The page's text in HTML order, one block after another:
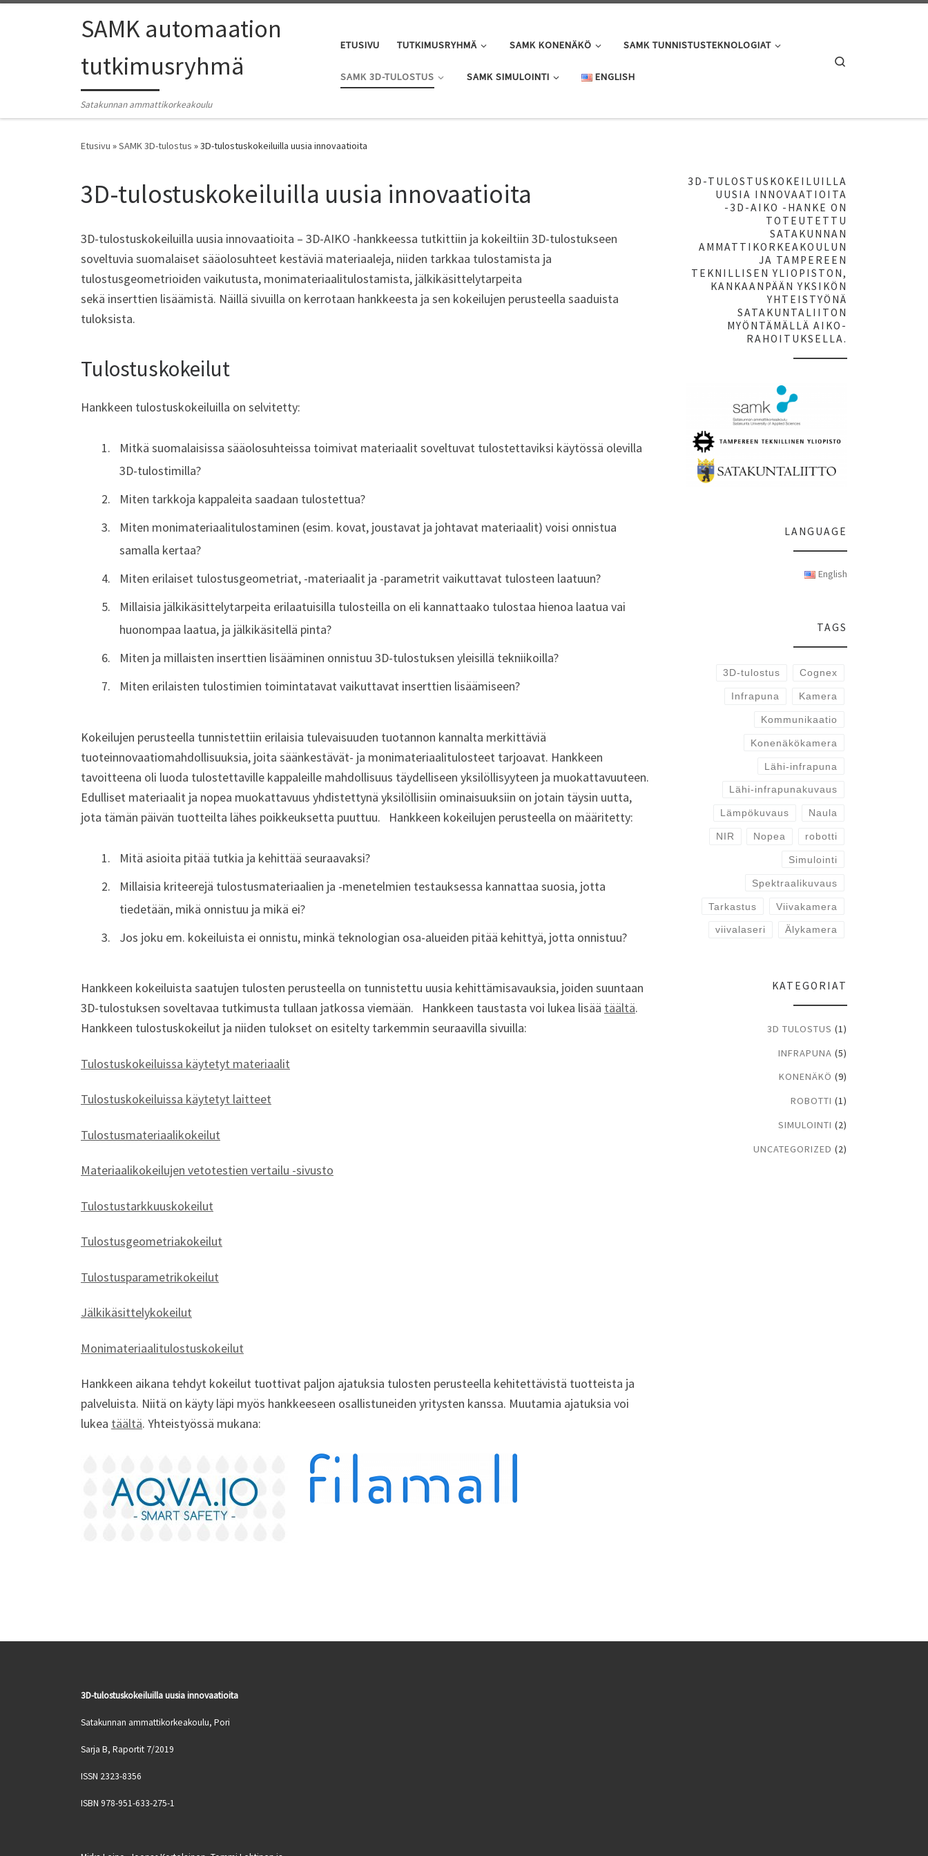
SAMK automaation
tutkimusryhmä
Satakunnan ammattikorkeakoulu
ETUSIVU TUTKIMUSRYHMÄ SAMK KONENÄKÖ SAMK TUNNISTUSTEKNOLOGIAT
SAMK 3D-TULOSTUS SAMK SIMULOINTI ENGLISH
Etusivu »SAMK 3D-tulostus »3D-tulostuskokeiluilla uusia innovaatioita
3D-tulostuskokeiluilla uusia innovaatioita
3D-tulostuskokeiluilla uusia innovaatioita – 3D-AIKO -hankkeessa tutkittiin ja kokeiltiin 3D-tulostukseen
soveltuvia suomalaiset sääolosuhteet kestäviä materiaaleja, niiden tarkkaa tulostamista ja
tulostusgeometrioiden vaikutusta, monimateriaalitulostamista, jälkikäsittelytarpeita
sekä inserttien lisäämistä. Näillä sivuilla on kerrotaan hankkeesta ja sen kokeilujen perusteella saaduista
tuloksista.
Tulostuskokeilut
Hankkeen tulostuskokeiluilla on selvitetty:
Mitkä suomalaisissa sääolosuhteissa toimivat materiaalit soveltuvat tulostettaviksi käytössä olevilla
3D-tulostimilla?
Miten tarkkoja kappaleita saadaan tulostettua?
Miten monimateriaalitulostaminen (esim. kovat, joustavat ja johtavat materiaalit) voisi onnistua
samalla kertaa?
Miten erilaiset tulostusgeometriat, -materiaalit ja -parametrit vaikuttavat tulosteen laatuun?
Millaisia jälkikäsittelytarpeita erilaatuisilla tulosteilla on eli kannattaako tulostaa hienoa laatua vai
huonompaa laatua, ja jälkikäsitellä pinta?
Miten ja millaisten inserttien lisääminen onnistuu 3D-tulostuksen yleisillä tekniikoilla?
Miten erilaisten tulostimien toimintatavat vaikuttavat inserttien lisäämiseen?
Kokeilujen perusteella tunnistettiin erilaisia tulevaisuuden tuotannon kannalta merkittäviä
tuoteinnovaatiomahdollisuuksia, joita säänkestävät- ja monimateriaalitulosteet tarjoavat. Hankkeen
tavoitteena oli luoda tulostettaville kappaleille mahdollisuus täydelliseen yksilöllisyyteen ja muokattavuuteen.
Edulliset materiaalit ja nopea muokattavuus yhdistettynä yksilöllisiin ominaisuuksiin on jotain täysin uutta,
jota tämän päivän tuotteilta lähes poikkeuksetta puuttuu.
Hankkeen kokeilujen perusteella on määritetty:
Mitä asioita pitää tutkia ja kehittää seuraavaksi?
Millaisia kriteerejä tulostusmateriaalien ja -menetelmien testauksessa kannattaa suosia, jotta
tiedetään, mikä onnistuu ja mikä ei?
Jos joku em. kokeiluista ei onnistu, minkä teknologian osa-alueiden pitää kehittyä, jotta onnistuu?
Hankkeen kokeiluista saatujen tulosten perusteella on tunnistettu uusia kehittämisavauksia, joiden suuntaan
3D-tulostuksen soveltavaa tutkimusta tullaan jatkossa viemään. Hankkeen taustasta voi lukea lisää täältä.
Hankkeen tulostuskokeilut ja niiden tulokset on esitelty tarkemmin seuraavilla sivuilla:
Tulostuskokeiluissa käytetyt materiaalit
Tulostuskokeiluissa käytetyt laitteet
Tulostusmateriaalikokeilut
Materiaalikokeilujen vetotestien vertailu -sivusto
Tulostustarkkuuskokeilut
Tulostusgeometriakokeilut
Tulostusparametrikokeilut
Jälkikäsittelykokeilut
Monimateriaalitulostuskokeilut
Hankkeen aikana tehdyt kokeilut tuottivat paljon ajatuksia tulosten perusteella kehitettävistä tuotteista ja
palveluista. Niitä on käyty läpi myös hankkeeseen osallistuneiden yritysten kanssa. Muutamia ajatuksia voi
lukea täältä. Yhteistyössä mukana:
3D-TULOSTUSKOKEILUILLA
UUSIA INNOVAATIOITA
-3D-AIKO -HANKE ON
TOTEUTETTU
SATAKUNNAN
AMMATTIKORKEAKOULUN
JA TAMPEREEN
TEKNILLISEN YLIOPISTON,
KANKAANPÄÄN YKSIKÖN
YHTEISTYÖNÄ
SATAKUNTALIITON
MYÖNTÄMÄLLÄ AIKO-
RAHOITUKSELLA.
LANGUAGE
English
TAGS
3D-tulostus Cognex
Infrapuna Kamera
Kommunikaatio
Konenäkökamera
Lähi-infrapuna
Lähi-infrapunakuvaus
Lämpökuvaus Naula
NIR Nopea robotti
Simulointi
Spektraalikuvaus
Tarkastus Viivakamera
viivalaseri Älykamera
KATEGORIAT
3D TULOSTUS (1)
INFRAPUNA (5)
KONENÄKÖ (9)
ROBOTTI (1)
SIMULOINTI (2)
UNCATEGORIZED (2)
3D-tulostuskokeiluilla uusia innovaatioita
Satakunnan ammattikorkeakoulu, Pori
Sarja B, Raportit 7/2019
ISSN 2323-8356
ISBN 978-951-633-275-1